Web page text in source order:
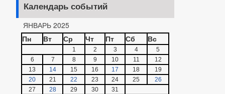
Календарь событий
ЯНВАРЬ 2025
Пн
Вт Ср Чт Пт Сб Вс
1 2 3 4
5
6
7 8 9 10 11
12
13
14 15 16 17 18
19
20
21 22 23 24 25
26
27
28 29 30 31